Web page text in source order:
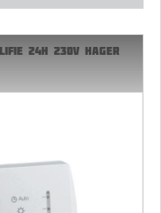
24H 230V HAGER